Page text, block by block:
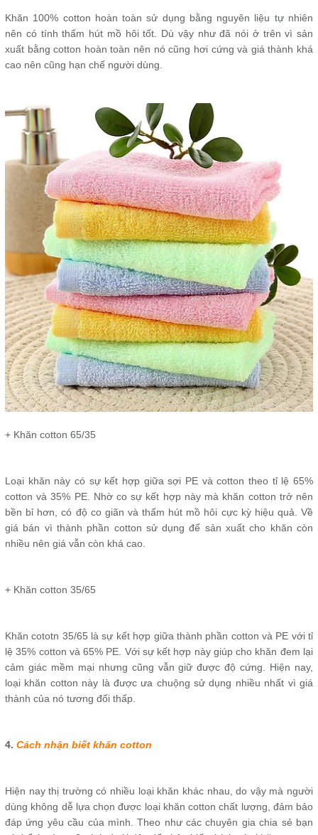
Khăn 100% cotton hoàn toàn sử dụng bằng nguyên liệu tự nhiên
nên có tính thấm hút mồ hôi tốt. Dù vậy như đã nói ở trên vì sản
xuất bằng cotton hoàn toàn nên nó cũng hơi cứng và giá thành khá
cao nên cũng hạn chế người dùng.
+ Khăn cotton 65/35
Loại khăn này có sự kết hợp giữa sợi PE và cotton theo tỉ lệ 65%
cotton và 35% PE. Nhờ co sự kết hợp này mà khăn cotton trở nên
bền bỉ hơn, có độ co giãn và thấm hút mồ hôi cực kỳ hiệu quả. Về
giá bán vì thành phần cotton sử dụng để sản xuất cho khăn còn
nhiều nên giá vẫn còn khá cao.
+ Khăn cotton 35/65
Khăn cototn 35/65 là sự kết hợp giữa thành phần cotton và PE với tỉ
lệ 35% cotton và 65% PE. Với sự kết hợp này giúp cho khăn đem lại
cảm giác mềm mại nhưng cũng vẫn giữ được độ cứng. Hiện nay,
loại khăn cotton này là được ưa chuộng sử dụng nhiều nhất vì giá
thành của nó tương đối thấp.
4. Cách nhận biết khăn cotton
Hiện nay thị trường có nhiều loại khăn khác nhau, do vậy mà người
dùng không dễ lựa chọn được loại khăn cotton chất lượng, đảm bảo
đáp ứng yêu cầu của mình. Theo như các chuyên gia chia sẻ bạn